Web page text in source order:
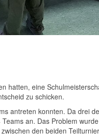
hatten, eine
zu schicken.
antreten konnten. Da drei
an. Das Problem
den beiden